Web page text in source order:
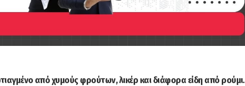
από χυμούς φρούτων, λικέρ και διάφορα είδη από ρούμι.